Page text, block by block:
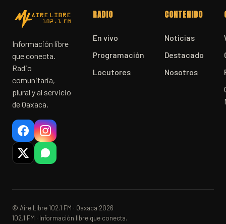
Información libre
que conecta.
Radio
comunitaria,
plural y al servicio
de Oaxaca.
RADIO
En vivo
Programación
Locutores
CONTENIDO
Noticias
Destacado
Nosotros
© Aire Libre 102.1 FM · Oaxaca 2026
102.1 FM · Información libre que conecta.